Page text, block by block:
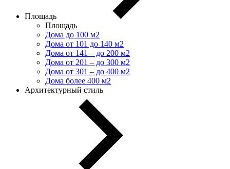
Площадь
Площадь
Дома до 100 м2
Дома от 101 до 140 м2
Дома от 141 – до 200 м2
Дома от 201 – до 300 м2
Дома от 301 – до 400 м2
Дома более 400 м2
Архитектурный стиль